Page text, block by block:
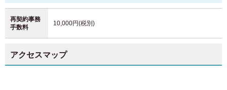
再契約事務
手数料
10,000円(税別)
アクセスマップ